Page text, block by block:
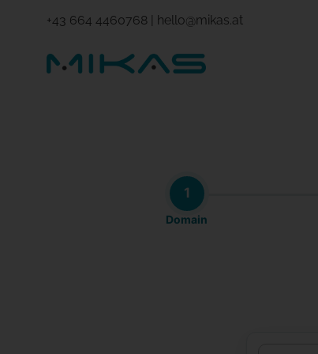
+43 664 4460768| hello@mikas.at
1
Domain